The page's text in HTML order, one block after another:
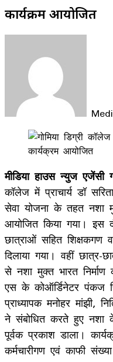
कार्यक्रम आयोजित
Facebook
LinkedIn
WhatsApp
Telegram
मीडिया हाउस न्युज एजेंसी
कॉलेज में प्राचार्य डॉ
सेवा योजना के तहत नशा
आयोजित किया गया। इस
छात्राओं सहित शिक्षकगण
दिलाया गया। वहीं
से नशा मुक्त भारत
एस के कोऑर्डिनेटर पंकज
प्राध्यापक मनोहर मांझी,
ने संबोधित करते हुए नशा
पूर्वक प्रकाश डाला।
कर्मचारीगण एवं काफी